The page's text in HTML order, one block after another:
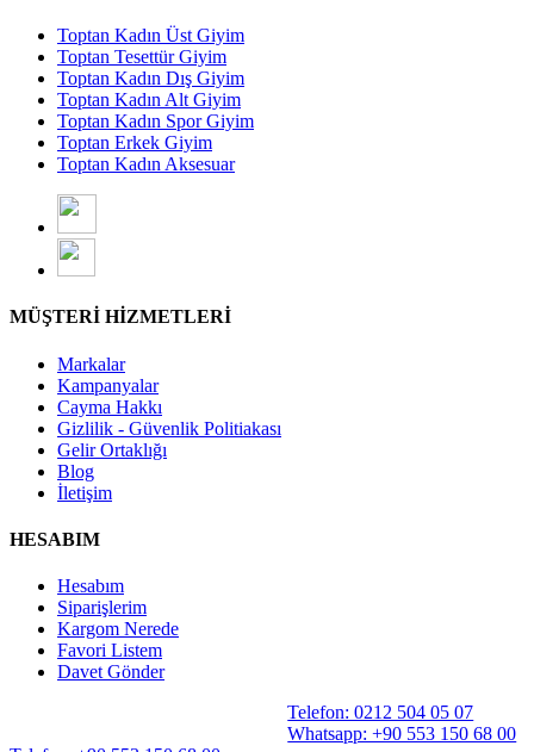
Toptan Kadın Üst Giyim
Toptan Tesettür Giyim
Toptan Kadın Dış Giyim
Toptan Kadın Alt Giyim
Toptan Kadın Spor Giyim
Toptan Erkek Giyim
Toptan Kadın Aksesuar
MÜŞTERİ HİZMETLERİ
Markalar
Kampanyalar
Cayma Hakkı
Gizlilik - Güvenlik Politiakası
Gelir Ortaklığı
Blog
İletişim
HESABIM
Hesabım
Siparişlerim
Kargom Nerede
Favori Listem
Davet Gönder
Telefon: 0212 504 05 07
Whatsapp: +90 553 150 68 00